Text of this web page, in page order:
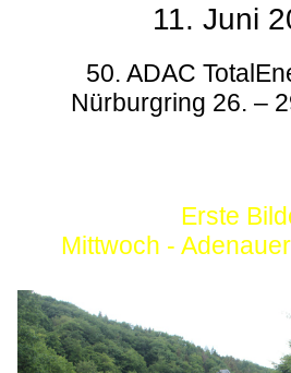
11. Juni
50. ADAC
Nürburgring 26. –
Erste
Mittwoch -